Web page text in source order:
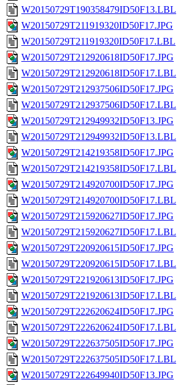
W20150729T190358479ID50F13.LBL
W20150729T211919320ID50F17.JPG
W20150729T211919320ID50F17.LBL
W20150729T212920618ID50F17.JPG
W20150729T212920618ID50F17.LBL
W20150729T212937506ID50F17.JPG
W20150729T212937506ID50F17.LBL
W20150729T212949932ID50F13.JPG
W20150729T212949932ID50F13.LBL
W20150729T214219358ID50F17.JPG
W20150729T214219358ID50F17.LBL
W20150729T214920700ID50F17.JPG
W20150729T214920700ID50F17.LBL
W20150729T215920627ID50F17.JPG
W20150729T215920627ID50F17.LBL
W20150729T220920615ID50F17.JPG
W20150729T220920615ID50F17.LBL
W20150729T221920613ID50F17.JPG
W20150729T221920613ID50F17.LBL
W20150729T222620624ID50F17.JPG
W20150729T222620624ID50F17.LBL
W20150729T222637505ID50F17.JPG
W20150729T222637505ID50F17.LBL
W20150729T222649940ID50F13.JPG